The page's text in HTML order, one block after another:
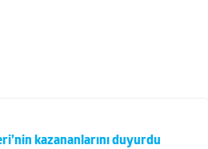
kazananlarını ‍‍‍duyurdu